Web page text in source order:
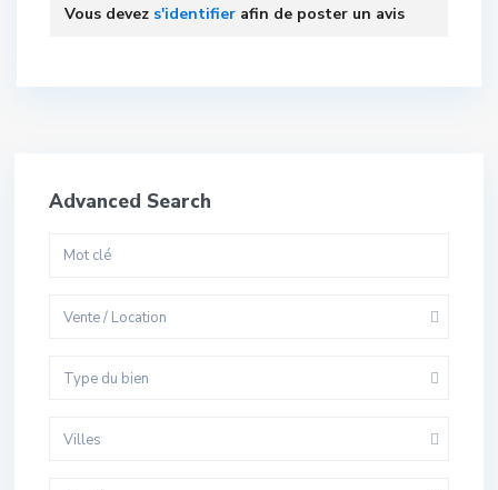
Vous devez s'identifier afin de poster un avis
Advanced Search
Vente / Location
Type du bien
Villes